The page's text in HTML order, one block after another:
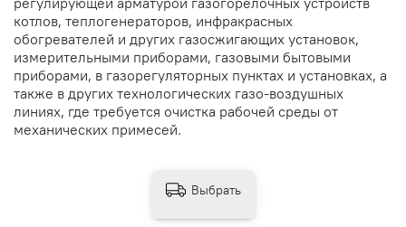
котлов, теплогенераторов, инфракрасных
обогревателей и других газосжигающих установок,
измерительными приборами, газовыми бытовыми
приборами, в газорегуляторных пунктах и установках, а
также в других технологических газо-воздушных
линиях, где требуется очистка рабочей среды от
механических примесей.
Выбрать